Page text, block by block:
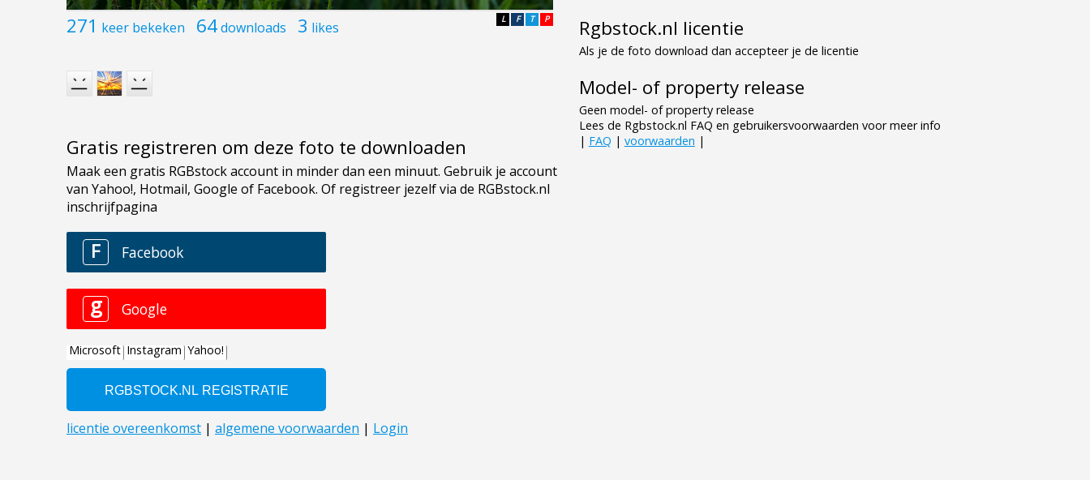
271 keer bekeken 64downloads 3 likes P
T
F
L
Gratis registreren om deze foto te downloaden
Rgbstock.nl licentie
Als je de foto download dan accepteer je de licentie
Model- of property release
Geen model- of property release
Lees de Rgbstock.nl FAQ en gebruikersvoorwaarden voor meer info
| FAQ | voorwaarden |